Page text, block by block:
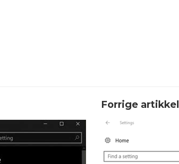
Forrige artikkel